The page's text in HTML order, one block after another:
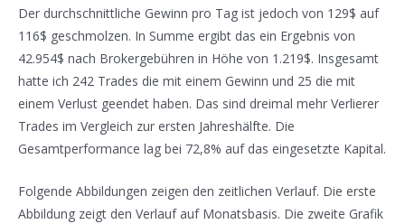
Der durchschnittliche Gewinn pro Tag ist jedoch von 129$ auf
116$ geschmolzen. In Summe ergibt das ein Ergebnis von
42.954$ nach Brokergebühren in Höhe von 1.219$. Insgesamt
hatte ich 242 Trades die mit einem Gewinn und 25 die mit
einem Verlust geendet haben. Das sind dreimal mehr Verlierer
Trades im Vergleich zur ersten Jahreshälfte. Die
Gesamtperformance lag bei 72,8% auf das eingesetzte Kapital.
Folgende Abbildungen zeigen den zeitlichen Verlauf. Die erste
Abbildung zeigt den Verlauf auf Monatsbasis. Die zweite Grafik